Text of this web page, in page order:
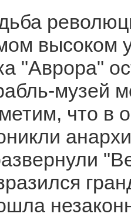
высоком
"Аврора"
музей
что в